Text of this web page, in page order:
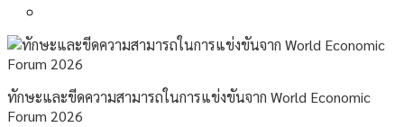
ทักษะและขีดความสามารถในการแข่งขันจาก World Economic
Forum 2026